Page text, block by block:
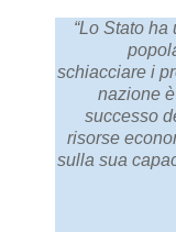
“Lo Stato
schiacciare i
nazione
successo
risorse
sulla sua